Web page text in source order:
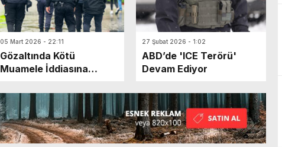
05 Mart 2026 - 22:11
Gözaltında Kötü
Muamele İddiasına
27 Şubat 2026 - 1:02
ABD’de 'ICE Terörü'
Devam Ediyor